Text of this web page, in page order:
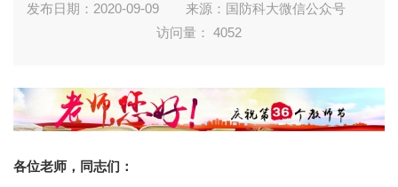
发布日期：2020-09-09
来源：国防科大微信公众号
访问量： 4052
各位老师，同志们：